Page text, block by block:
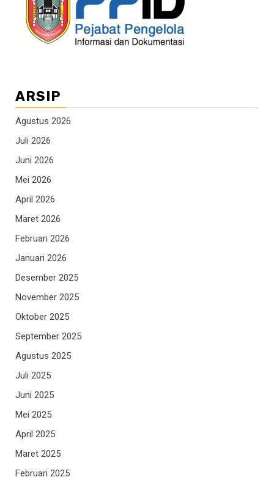
ARSIP
Agustus 2026
Juli 2026
Juni 2026
Mei 2026
April 2026
Maret 2026
Februari 2026
Januari 2026
Desember 2025
November 2025
Oktober 2025
September 2025
Agustus 2025
Juli 2025
Juni 2025
Mei 2025
April 2025
Maret 2025
Februari 2025